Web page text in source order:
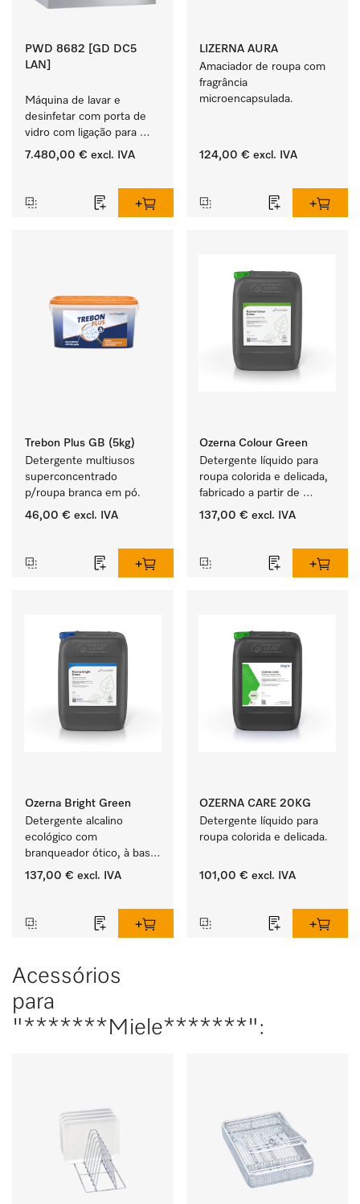
PWD 8682 [GD DC5
LAN]
Máquina de lavar e
desinfetar com porta de
vidro com ligação para
água desmineralizada,
7.480,00 € excl. IVA
LIZERNA AURA
Amaciador de roupa com
fragrância
microencapsulada.
124,00 € excl. IVA
Trebon Plus GB (5kg)
Detergente multiusos
superconcentrado
p/roupa branca em pó.
46,00 € excl. IVA
Ozerna Colour Green
Detergente líquido para
roupa colorida e delicada,
fabricado a partir de
matérias-primas
137,00 € excl. IVA
Ozerna Bright Green
Detergente alcalino
ecológico com
branqueador ótico, à base
de matérias-primas
137,00 € excl. IVA
OZERNA CARE 20KG
Detergente líquido para
roupa colorida e delicada.
101,00 € excl. IVA
Acessórios
para
"*******Miele*******":